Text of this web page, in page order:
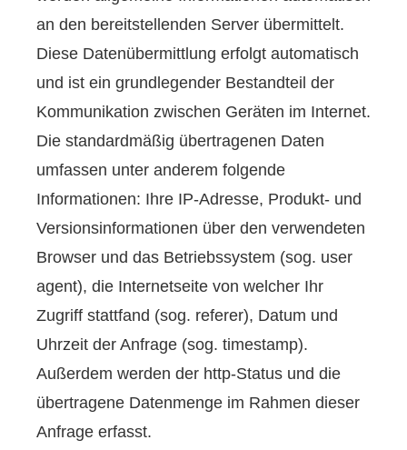
an den bereitstellenden Server übermittelt.
Diese Datenübermittlung erfolgt automatisch
und ist ein grundlegender Bestandteil der
Kommunikation zwischen Geräten im Internet.
Die standardmäßig übertragenen Daten
umfassen unter anderem folgende
Informationen: Ihre IP-Adresse, Produkt- und
Versionsinformationen über den verwendeten
Browser und das Betriebssystem (sog. user
agent), die Internetseite von welcher Ihr
Zugriff stattfand (sog. referer), Datum und
Uhrzeit der Anfrage (sog. timestamp).
Außerdem werden der http-Status und die
übertragene Datenmenge im Rahmen dieser
Anfrage erfasst.